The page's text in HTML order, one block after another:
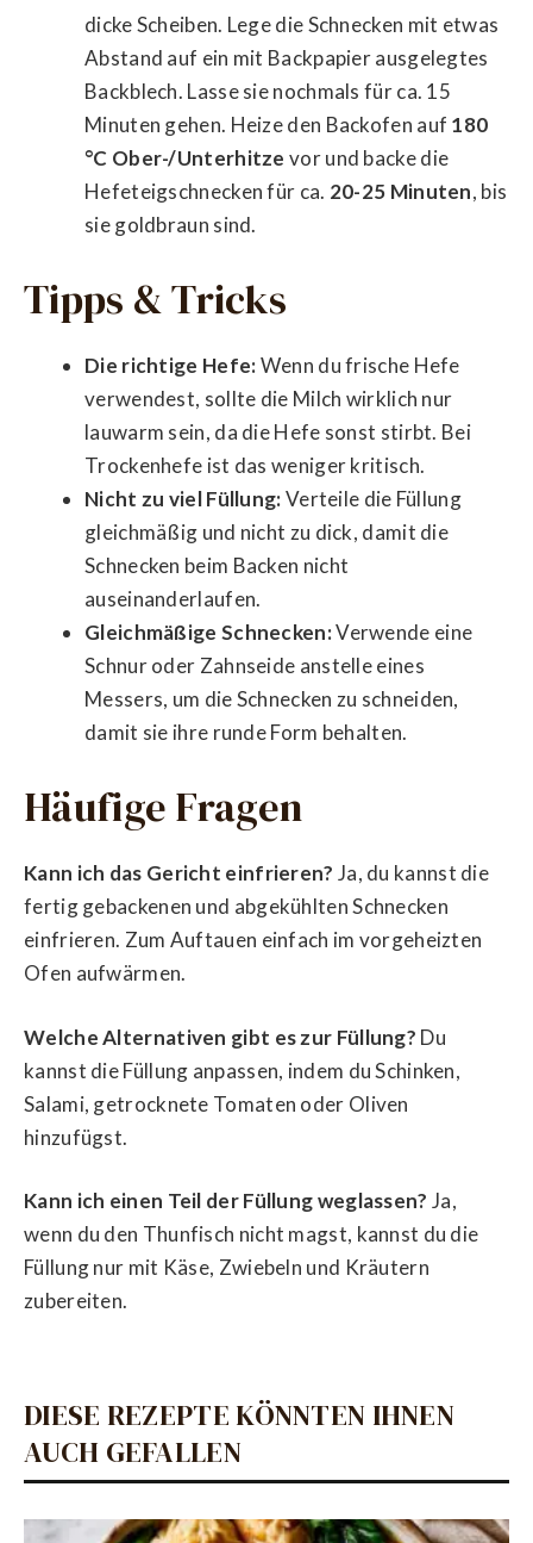
dicke Scheiben. Lege die Schnecken mit etwas
Abstand auf ein mit Backpapier ausgelegtes
Backblech. Lasse sie nochmals für ca. 15
Minuten gehen. Heize den Backofen auf 180
°C Ober-/Unterhitze vor und backe die
Hefeteigschnecken für ca. 20-25 Minuten, bis
sie goldbraun sind.
Tipps & Tricks
Die richtige Hefe:Wenn du frische Hefe
verwendest, sollte die Milch wirklich nur
lauwarm sein, da die Hefe sonst stirbt. Bei
Trockenhefe ist das weniger kritisch.
Nicht zu viel Füllung:Verteile die Füllung
gleichmäßig und nicht zu dick, damit die
Schnecken beim Backen nicht
auseinanderlaufen.
Gleichmäßige Schnecken:Verwende eine
Schnur oder Zahnseide anstelle eines
Messers, um die Schnecken zu schneiden,
damit sie ihre runde Form behalten.
Häufige Fragen
Kann ich das Gericht einfrieren? Ja, du kannst die
fertig gebackenen und abgekühlten Schnecken
einfrieren. Zum Auftauen einfach im vorgeheizten
Ofen aufwärmen.
Welche Alternativen gibt es zur Füllung? Du
kannst die Füllung anpassen, indem du Schinken,
Salami, getrocknete Tomaten oder Oliven
hinzufügst.
Kann ich einen Teil der Füllung weglassen? Ja,
wenn du den Thunfisch nicht magst, kannst du die
Füllung nur mit Käse, Zwiebeln und Kräutern
zubereiten.
DIESE REZEPTE KÖNNTEN IHNEN
AUCH GEFALLEN